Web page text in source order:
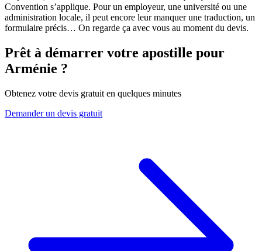
Convention s’applique. Pour un employeur, une université ou une
administration locale, il peut encore leur manquer une traduction, un
formulaire précis… On regarde ça avec vous au moment du devis.
Prêt à démarrer votre apostille pour
Arménie ?
Obtenez votre devis gratuit en quelques minutes
Demander un devis gratuit